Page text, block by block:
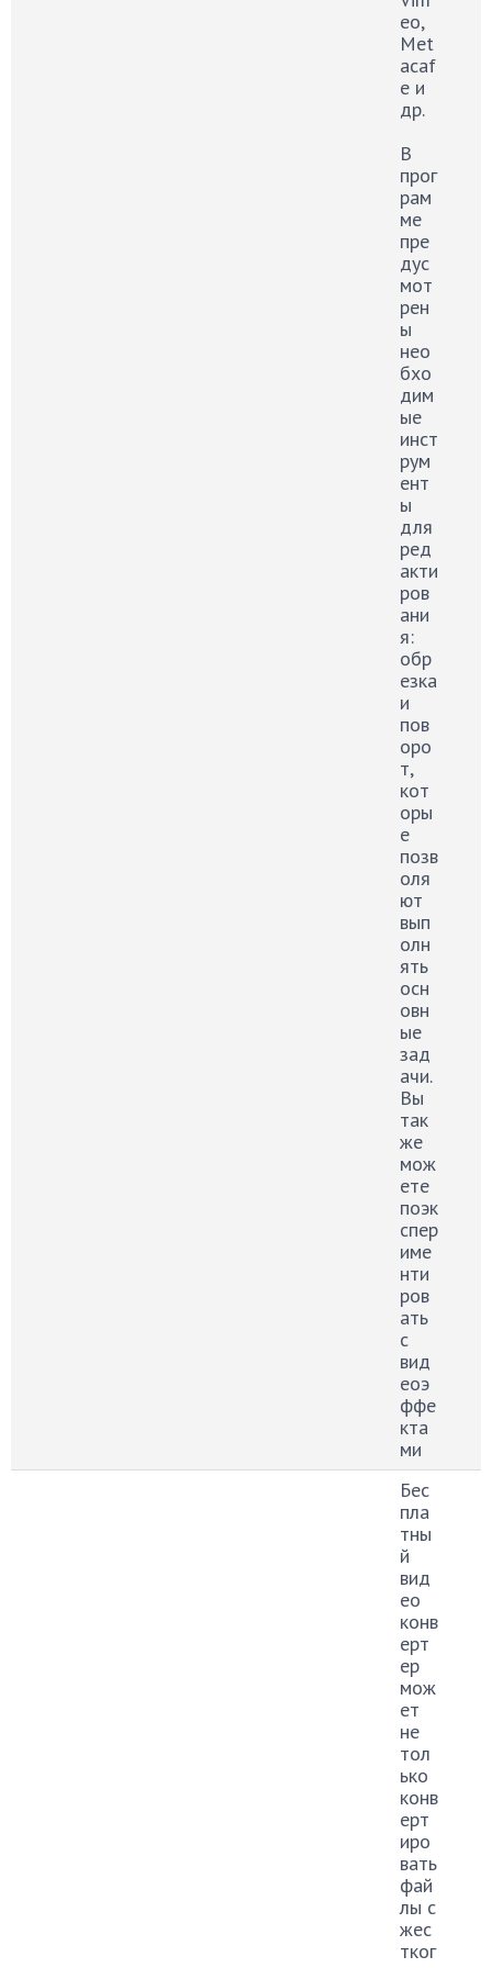
eo,
Met
acaf
e и
др.
В
прог
рам
ме
пре
дус
мот
рен
ы
нео
бхо
дим
ые
инст
рум
ент
ы
для
ред
акти
ров
ани
я:
обр
езка
и
пов
оро
т,
кот
оры
е
позв
оля
ют
вып
олн
ять
осн
овн
ые
зад
ачи.
Вы
так
же
мож
ете
поэк
спер
име
нти
ров
ать
с
вид
еоэ
ффе
кта
ми
Бес
пла
тны
й
вид
ео
конв
ерт
ер
мож
ет
не
тол
ько
конв
ерт
иро
вать
фай
лы с
жес
тког